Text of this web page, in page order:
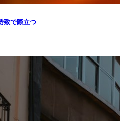
致で際立つ